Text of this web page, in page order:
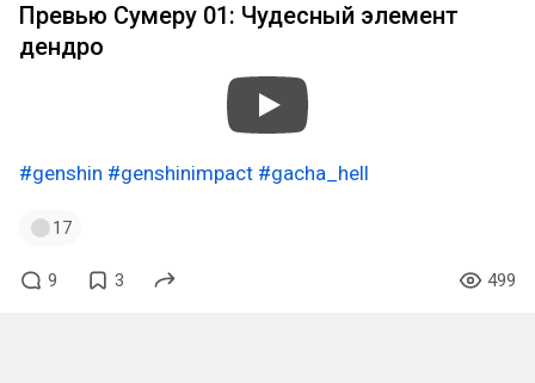
Превью Сумеру 01: Чудесный элемент
дендро
#genshin #genshinimpact #gacha_hell
17
9 3 499